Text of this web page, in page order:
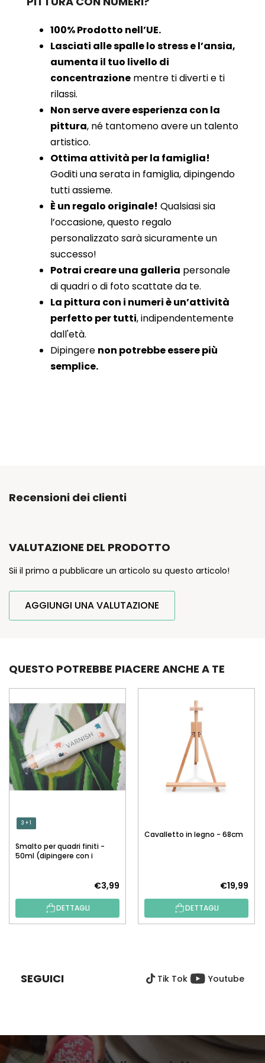
100% Prodotto nell’UE.
Lasciati alle spalle lo stress e l’ansia,
aumenta il tuo livello di
concentrazione mentre ti diverti e ti
rilassi.
Non serve avere esperienza con la
pittura, né tantomeno avere un talento
artistico.
Ottima attività per la famiglia!
Goditi una serata in famiglia, dipingendo
tutti assieme.
È un regalo originale! Qualsiasi sia
l’occasione, questo regalo
personalizzato sarà sicuramente un
successo!
Potrai creare una galleria personale
di quadri o di foto scattate da te.
La pittura con i numeri è un’attività
perfetto per tutti, indipendentemente
dall'età.
Dipingere non potrebbe essere più
semplice.
Recensioni dei clienti
VALUTAZIONE DEL PRODOTTO
Sii il primo a pubblicare un articolo su questo articolo!
AGGIUNGI UNA VALUTAZIONE
QUESTO POTREBBE PIACERE ANCHE A TE
3 + 1
Smalto per quadri finiti -
50ml (dipingere con i
€3,99
DETTAGLI
Cavalletto in legno - 68cm
€19,99
DETTAGLI
G
SEGUICI Tik Tok Youtube